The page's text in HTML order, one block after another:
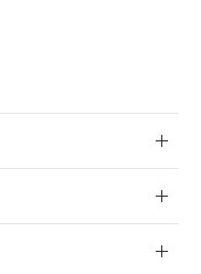
が、当社の製
の「1.共同利
有証明書